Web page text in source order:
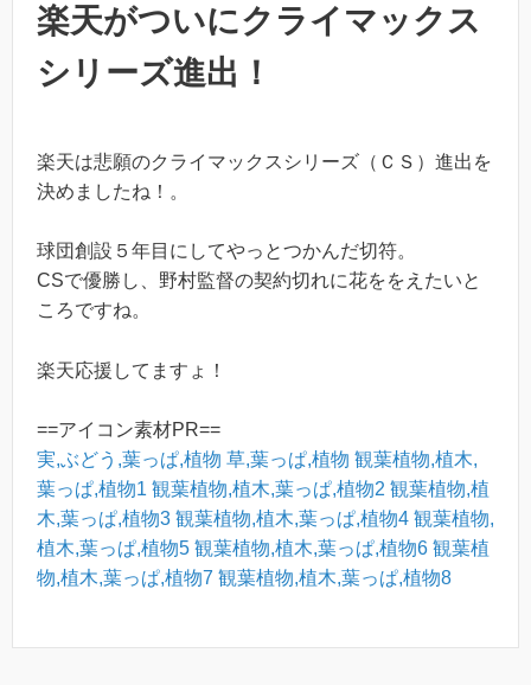
楽天がついにクライマックス
シリーズ進出！
楽天は悲願のクライマックスシリーズ（ＣＳ）進出を
決めましたね！。
球団創設５年目にしてやっとつかんだ切符。
CSで優勝し、野村監督の契約切れに花ををえたいと
ころですね。
楽天応援してますょ！
==アイコン素材PR==
実,ぶどう,葉っぱ,植物 草,葉っぱ,植物 観葉植物,植木,
葉っぱ,植物1 観葉植物,植木,葉っぱ,植物2 観葉植物,植
木,葉っぱ,植物3 観葉植物,植木,葉っぱ,植物4 観葉植物,
植木,葉っぱ,植物5 観葉植物,植木,葉っぱ,植物6 観葉植
物,植木,葉っぱ,植物7 観葉植物,植木,葉っぱ,植物8